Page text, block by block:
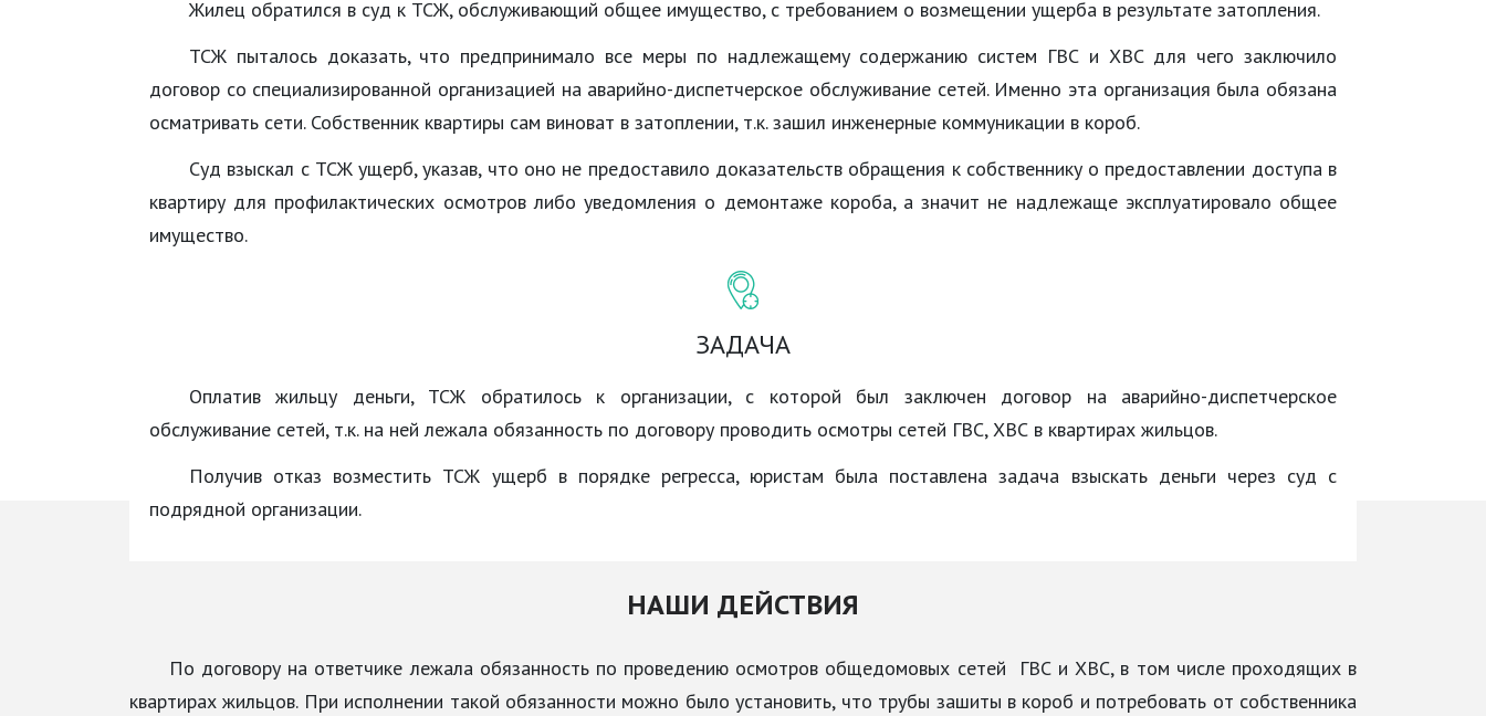
Жилец обратился в суд к ТСЖ, обслуживающий общее имущество, с требованием о возмещении ущерба в результате затопления.
ТСЖ пыталось доказать, что предпринимало все меры по надлежащему содержанию систем ГВС и ХВС для чего заключило
договор со специализированной организацией на аварийно-диспетчерское обслуживание сетей. Именно эта организация была обязана
осматривать сети. Собственник квартиры сам виноват в затоплении, т.к. зашил инженерные коммуникации в короб.
Суд взыскал с ТСЖ ущерб, указав, что оно не предоставило доказательств обращения к собственнику о предоставлении доступа в
квартиру для профилактических осмотров либо уведомления о демонтаже короба, а значит не надлежаще эксплуатировало общее
имущество.
ЗАДАЧА
Оплатив жильцу деньги, ТСЖ обратилось к организации, с которой был заключен договор на аварийно-диспетчерское
обслуживание сетей, т.к. на ней лежала обязанность по договору проводить осмотры сетей ГВС, ХВС в квартирах жильцов.
Получив отказ возместить ТСЖ ущерб в порядке регресса, юристам была поставлена задача взыскать деньги через суд с
подрядной организации.
НАШИ ДЕЙСТВИЯ
По договору на ответчике лежала обязанность по проведению осмотров общедомовых сетей ГВС и ХВС, в том числе проходящих в
квартирах жильцов. При исполнении такой обязанности можно было установить, что трубы зашиты в короб и потребовать от собственника